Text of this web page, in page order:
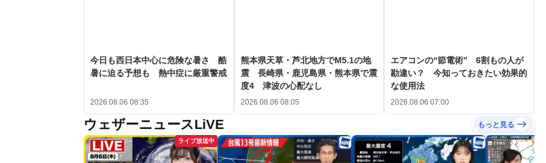
今日も西日本中心に危険な暑さ 酷
暑に迫る予想も 熱中症に厳重警戒
2026.08.06 08:35
熊本県天草・芦北地方でM5.1の地
震 長崎県・鹿児島県・熊本県で震
度4 津波の心配なし
2026.08.06 08:05
エアコンの“節電術” 6割もの人が
勘違い？ 今知っておきたい効果的
な使用法
2026.08.06 07:00
ウェザーニュースLiVE もっと見る
ライブ放送中